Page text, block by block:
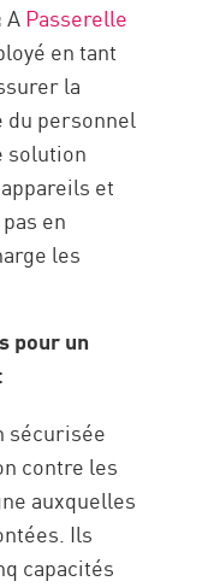
APasserelle
en tant
la
personnel
solution
et
en
les
pour un
sécurisée
contre les
auxquelles
Ils
capacités